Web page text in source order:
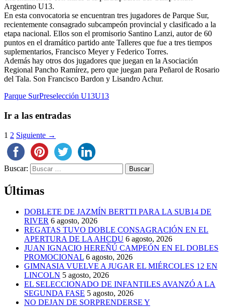
Argentino U13.
En esta convocatoria se encuentran tres jugadores de Parque Sur,
recientemente consagrado subcampeón provincial y clasificado a la
etapa nacional. Ellos son el promisorio Santino Lanzi, autor de 60
puntos en el dramático partido ante Talleres que fue a tres tiempos
suplementarios, Francisco Meyer y Federico Torres.
Además hay otros dos jugadores que juegan en la Asociación
Regional Pancho Ramírez, pero que juegan para Peñarol de Rosario
del Tala. Son Francisco Bardon y Lisandro Achur.
Parque SurPreselección U13U13
Ir a las entradas
1 2 Siguiente →
Buscar:
Últimas
DOBLETE DE JAZMÍN BERTTI PARA LA SUB14 DE
RIVER 6 agosto, 2026
REGATAS TUVO DOBLE CONSAGRACIÓN EN EL
APERTURA DE LA AHCDU 6 agosto, 2026
JUAN IGNACIO HEREÑÚ CAMPEÓN EN EL DOBLES
PROMOCIONAL 6 agosto, 2026
GIMNASIA VUELVE A JUGAR EL MIÉRCOLES 12 EN
LINCOLN 5 agosto, 2026
EL SELECCIONADO DE INFANTILES AVANZÓ A LA
SEGUNDA FASE 5 agosto, 2026
NO DEJAN DE SORPRENDERSE Y